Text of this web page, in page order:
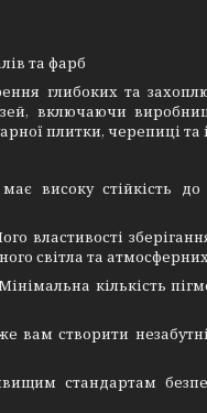
та фарб
глибоких та
включаючи
плитки, черепиці
високу стійкість
властивості
світла та
кількість
вам створити
стандартам